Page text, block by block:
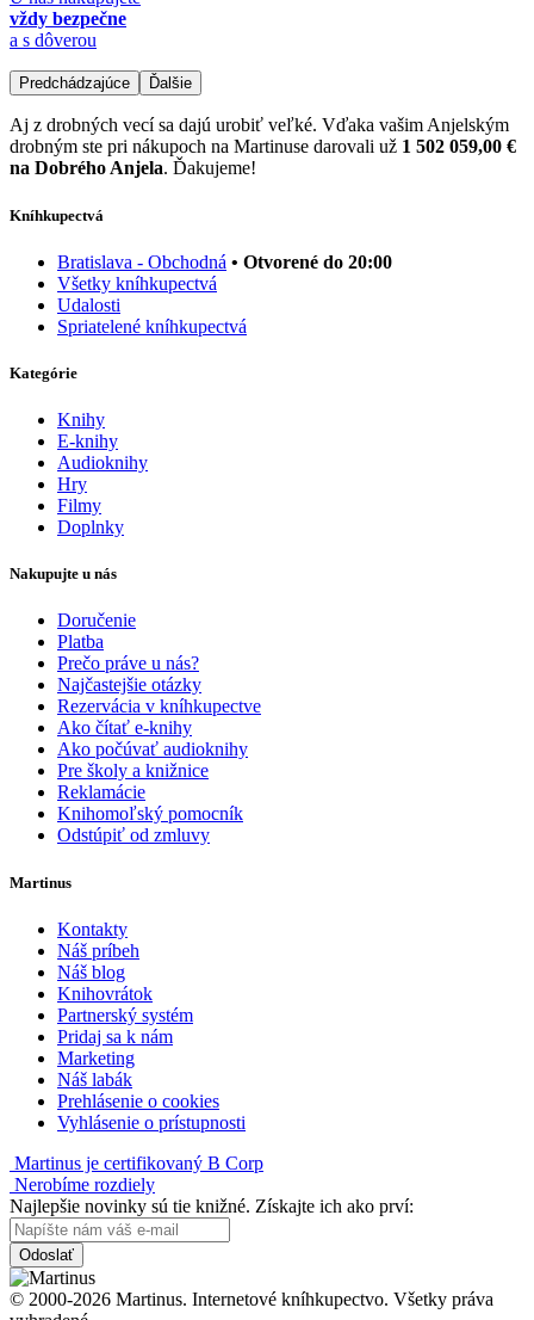
vždy bezpečne
a s dôverou
Predchádzajúce Ďalšie
Aj z drobných vecí sa dajú urobiť veľké. Vďaka vašim Anjelským
drobným ste pri nákupoch na Martinuse darovali už 1 502 059,00 €
na Dobrého Anjela. Ďakujeme!
Kníhkupectvá
Bratislava - Obchodná • Otvorené do 20:00
Všetky kníhkupectvá
Udalosti
Spriatelené kníhkupectvá
Kategórie
Knihy
E-knihy
Audioknihy
Hry
Filmy
Doplnky
Nakupujte u nás
Doručenie
Platba
Prečo práve u nás?
Najčastejšie otázky
Rezervácia v kníhkupectve
Ako čítať e-knihy
Ako počúvať audioknihy
Pre školy a knižnice
Reklamácie
Knihomoľský pomocník
Odstúpiť od zmluvy
Martinus
Kontakty
Náš príbeh
Náš blog
Knihovrátok
Partnerský systém
Pridaj sa k nám
Marketing
Náš labák
Prehlásenie o cookies
Vyhlásenie o prístupnosti
Martinus je certifikovaný B Corp
Nerobíme rozdiely
Najlepšie novinky sú tie knižné. Získajte ich ako prví:
Odoslať
© 2000-2026 Martinus. Internetové kníhkupectvo. Všetky práva